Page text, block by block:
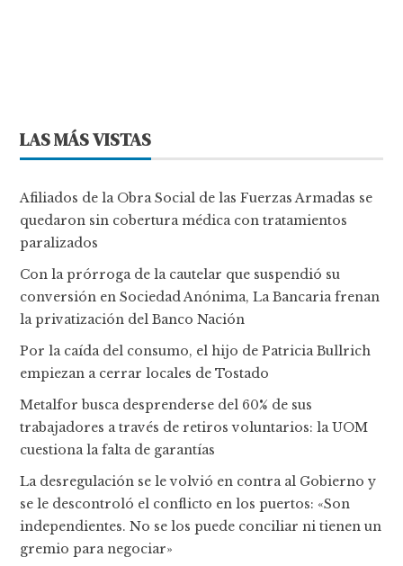
LAS MÁS VISTAS
Afiliados de la Obra Social de las Fuerzas Armadas se
quedaron sin cobertura médica con tratamientos
paralizados
Con la prórroga de la cautelar que suspendió su
conversión en Sociedad Anónima, La Bancaria frenan
la privatización del Banco Nación
Por la caída del consumo, el hijo de Patricia Bullrich
empiezan a cerrar locales de Tostado
Metalfor busca desprenderse del 60% de sus
trabajadores a través de retiros voluntarios: la UOM
cuestiona la falta de garantías
La desregulación se le volvió en contra al Gobierno y
se le descontroló el conflicto en los puertos: «Son
independientes. No se los puede conciliar ni tienen un
gremio para negociar»